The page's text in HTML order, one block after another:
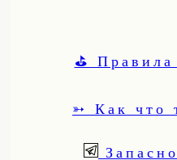
⛳
➳ Как что